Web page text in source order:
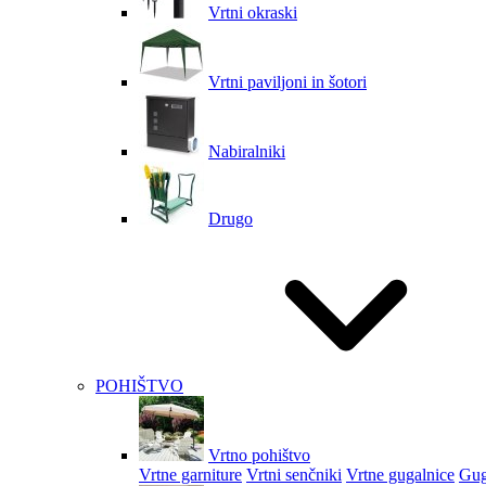
Vrtni okraski
Vrtni paviljoni in šotori
Nabiralniki
Drugo
POHIŠTVO
Vrtno pohištvo
Vrtne garniture Vrtni senčniki Vrtne gugalnice